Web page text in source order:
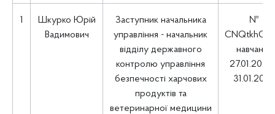
1
Шкурко Юрій
Вадимович
Заступник начальника
управління - начальник
відділу державного
контролю управління
безпечності харчових
продуктів та
ветеринарної медицини
№
навчання
27.01.2025
31.01.2025